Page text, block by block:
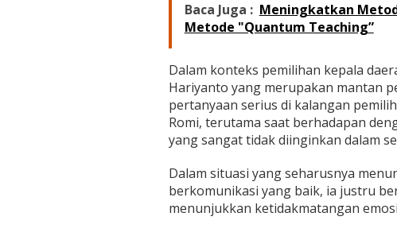
Baca Juga : Meningkatkan
Metode "Quantum Teaching”
Dalam konteks pemilihan kepala
Hariyanto yang merupakan mantan
pertanyaan serius di kalangan
Romi, terutama saat berhadapan
yang sangat tidak diinginkan dalam
Dalam situasi yang seharusnya
berkomunikasi yang baik, ia justru
menunjukkan ketidakmatangan